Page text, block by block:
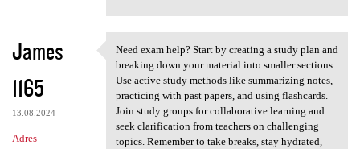
James
1165
13.08.2024
Adres
Need exam help? Start by
Need exam help? Start by creating a study plan and
breaking down your material into smaller sections.
Use active study methods like summarizing notes,
practicing with past papers, and using flashcards.
Join study groups for collaborative learning and
seek clarification from teachers on challenging
topics. Remember to take breaks, stay hydrated,